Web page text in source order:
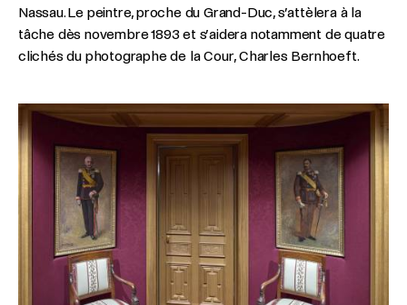
Nassau. Le peintre, proche du Grand-Duc, s’attèlera à la
tâche dès novembre 1893 et s’aidera notamment de quatre
clichés du photographe de la Cour, Charles Bernhoeft.